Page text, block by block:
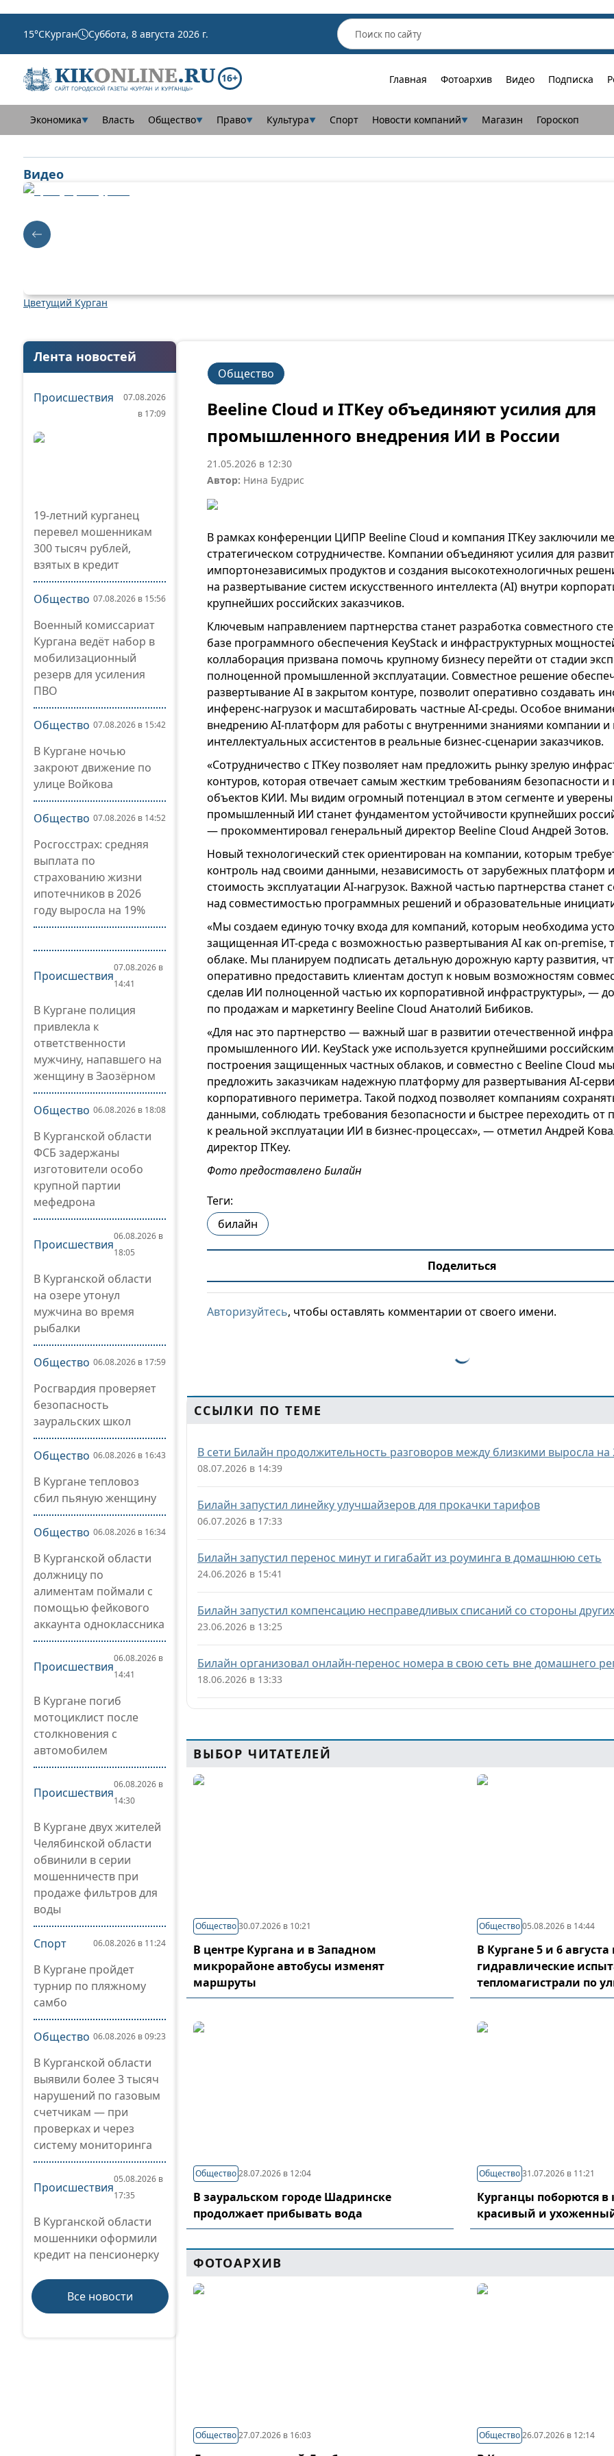
15°CКурган Суббота, 8 августа 2026 г.
16+ Главная Фотоархив Видео Подписка
Экономика▼ Власть Общество▼ Право▼ Культура▼ Спорт Новости компаний▼ Магазин Гороскоп
Видео
Цветущий Курган
Лента новостей
Происшествия
07.08.2026
в 17:09
19-летний курганец
перевел мошенникам
300 тысяч рублей,
взятых в кредит
Общество 07.08.2026 в 15:56
Военный комиссариат
Кургана ведёт набор в
мобилизационный
резерв для усиления
ПВО
Общество 07.08.2026 в 15:42
В Кургане ночью
закроют движение по
улице Войкова
Общество 07.08.2026 в 14:52
Росгосстрах: средняя
выплата по
страхованию жизни
ипотечников в 2026
году выросла на 19%
Происшествия
07.08.2026 в
14:41
В Кургане полиция
привлекла к
ответственности
мужчину, напавшего на
женщину в Заозёрном
Общество 06.08.2026 в 18:08
В Курганской области
ФСБ задержаны
изготовители особо
крупной партии
мефедрона
Происшествия
06.08.2026 в
18:05
В Курганской области
на озере утонул
мужчина во время
рыбалки
Общество 06.08.2026 в 17:59
Росгвардия проверяет
безопасность
зауральских школ
Общество 06.08.2026 в 16:43
В Кургане тепловоз
сбил пьяную женщину
Общество 06.08.2026 в 16:34
В Курганской области
должницу по
алиментам поймали с
помощью фейкового
аккаунта одноклассника
Происшествия
06.08.2026 в
14:41
В Кургане погиб
мотоциклист после
столкновения с
автомобилем
Происшествия
06.08.2026 в
14:30
В Кургане двух жителей
Челябинской области
обвинили в серии
мошенничеств при
продаже фильтров для
воды
Спорт 06.08.2026 в 11:24
В Кургане пройдет
турнир по пляжному
самбо
Общество 06.08.2026 в 09:23
В Курганской области
выявили более 3 тысяч
нарушений по газовым
счетчикам — при
проверках и через
систему мониторинга
Происшествия
05.08.2026 в
17:35
В Курганской области
мошенники оформили
кредит на пенсионерку
Все новости
Общество
Beeline Cloud и ITKey объединяют усилия для
промышленного внедрения ИИ в России
21.05.2026 в 12:30
Автор: Нина Будрис
В рамках конференции ЦИПР Beeline Cloud и компания ITKey заключили
стратегическом сотрудничестве. Компании объединяют усилия для
импортонезависимых продуктов и создания высокотехнологичных
на развертывание систем искусственного интеллекта (AI) внутри
крупнейших российских заказчиков.
Ключевым направлением партнерства станет разработка совместного
базе программного обеспечения KeyStack и инфраструктурных
коллаборация призвана помочь крупному бизнесу перейти от стадии
полноценной промышленной эксплуатации. Совместное решение
развертывание AI в закрытом контуре, позволит оперативно создавать
инференс-нагрузок и масштабировать частные AI-среды. Особое
внедрению AI-платформ для работы с внутренними знаниями компании и
интеллектуальных ассистентов в реальные бизнес-сценарии заказчиков.
«Сотрудничество с ITKey позволяет нам предложить рынку зрелую
контуров, которая отвечает самым жестким требованиям безопасности и
объектов КИИ. Мы видим огромный потенциал в этом сегменте и
промышленный ИИ станет фундаментом устойчивости крупнейших
— прокомментировал генеральный директор Beeline Cloud Андрей Зотов.
Новый технологический стек ориентирован на компании, которым
контроль над своими данными, независимость от зарубежных платформ
стоимость эксплуатации AI-нагрузок. Важной частью партнерства станет
над совместимостью программных решений и образовательные
«Мы создаем единую точку входа для компаний, которым необходима
защищенная ИТ-среда с возможностью развертывания AI как on-premise,
облаке. Мы планируем подписать детальную дорожную карту развития,
оперативно предоставить клиентам доступ к новым возможностям
сделав ИИ полноценной частью их корпоративной инфраструктуры», —
по продажам и маркетингу Beeline Cloud Анатолий Бибиков.
«Для нас это партнерство — важный шаг в развитии отечественной
промышленного ИИ. KeyStack уже используется крупнейшими
построения защищенных частных облаков, и совместно с Beeline Cloud
предложить заказчикам надежную платформу для развертывания AI-
корпоративного периметра. Такой подход позволяет компаниям
данными, соблюдать требования безопасности и быстрее переходить от
к реальной эксплуатации ИИ в бизнес-процессах», — отметил Андрей
директор ITKey.
Фото предоставлено Билайн
Теги:
билайн
Поделиться
Авторизуйтесь, чтобы оставлять комментарии от своего имени.
ССЫЛКИ ПО ТЕМЕ
В сети Билайн продолжительность разговоров между близкими выросла на
08.07.2026 в 14:39
Билайн запустил линейку улучшайзеров для прокачки тарифов
06.07.2026 в 17:33
Билайн запустил перенос минут и гигабайт из роуминга в домашнюю сеть
24.06.2026 в 15:41
Билайн запустил компенсацию несправедливых списаний со стороны
23.06.2026 в 13:25
Билайн организовал онлайн-перенос номера в свою сеть вне домашнего
18.06.2026 в 13:33
ВЫБОР ЧИТАТЕЛЕЙ
Общество30.07.2026 в 10:21
В центре Кургана и в Западном
микрорайоне автобусы изменят
маршруты
Общество 05.08.2026 в 14:44
В Кургане 5 и 6
гидравлические
тепломагистрали по
Общество28.07.2026 в 12:04
В зауральском городе Шадринске
продолжает прибывать вода
Общество 31.07.2026 в 11:21
Курганцы поборются
красивый и
ФОТОАРХИВ
Общество27.07.2026 в 16:03 Общество 26.07.2026 в 12:14